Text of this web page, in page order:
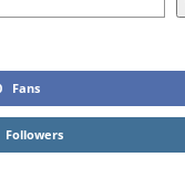
Fans
Followers